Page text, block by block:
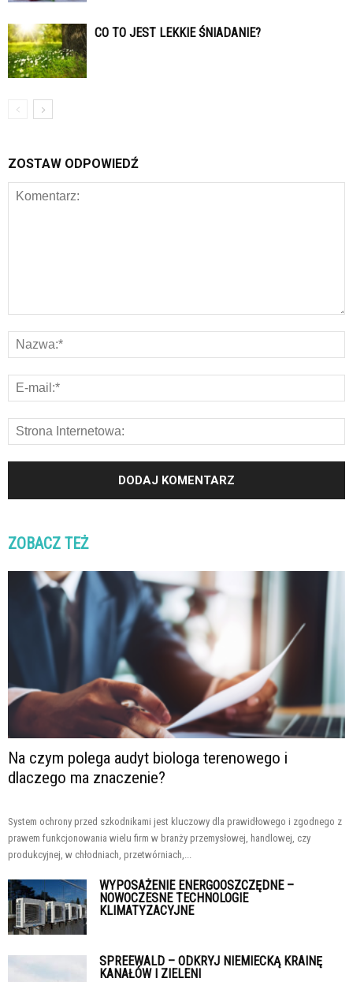
CO TO JEST LEKKIE ŚNIADANIE?
ZOSTAW ODPOWIEDŹ
ZOBACZ TEŻ
Na czym polega audyt biologa terenowego i
dlaczego ma znaczenie?
System ochrony przed szkodnikami jest kluczowy dla prawidłowego i zgodnego z
prawem funkcjonowania wielu firm w branży przemysłowej, handlowej, czy
produkcyjnej, w chłodniach, przetwórniach,...
WYPOSAŻENIE ENERGOOSZCZĘDNE –
NOWOCZESNE TECHNOLOGIE
KLIMATYZACYJNE
SPREEWALD – ODKRYJ NIEMIECKĄ KRAINĘ
KANAŁÓW I ZIELENI